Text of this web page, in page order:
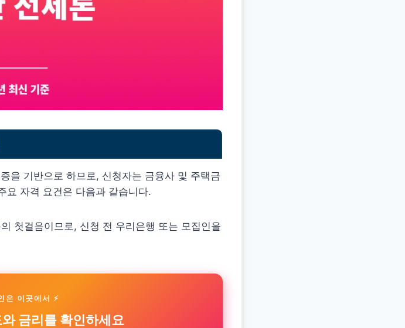
을 기반으로 하므로, 신청자는 금융사 및 주택금
요 자격 요건은 다음과 같습니다.
첫걸음이므로, 신청 전 우리은행 또는 모집인을
은 이곳에서 ⚡
금리를 확인하세요